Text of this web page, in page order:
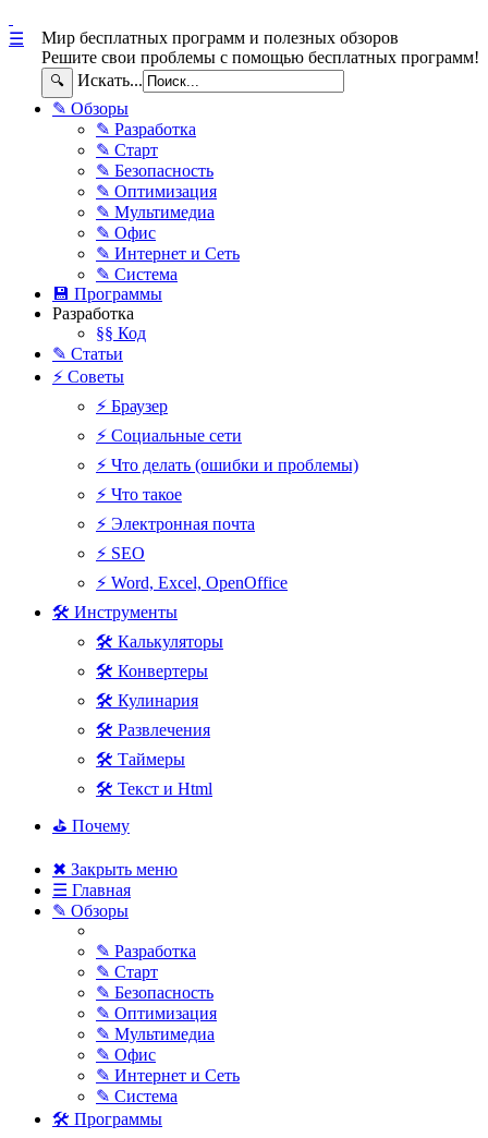
Мир бесплатных программ и полезных обзоров
Решите свои проблемы с помощью бесплатных программ!
🔍 Искать...
☰
✎ Обзоры
✎ Разработка
✎ Старт
✎ Безопасность
✎ Оптимизация
✎ Мультимедиа
✎ Офис
✎ Интернет и Сеть
✎ Система
💾 Программы
Разработка
§§ Код
✎ Статьи
⚡ Советы
⚡ Браузер
⚡ Социальные сети
⚡ Что делать (ошибки и проблемы)
⚡ Что такое
⚡ Электронная почта
⚡ SEO
⚡ Word, Excel, OpenOffice
🛠 Инструменты
🛠 Калькуляторы
🛠 Конвертеры
🛠 Кулинария
🛠 Развлечения
🛠 Таймеры
🛠 Текст и Html
⛳ Почему
✖ Закрыть меню
☰ Главная
✎ Обзоры
✎ Разработка
✎ Старт
✎ Безопасность
✎ Оптимизация
✎ Мультимедиа
✎ Офис
✎ Интернет и Сеть
✎ Система
🛠 Программы